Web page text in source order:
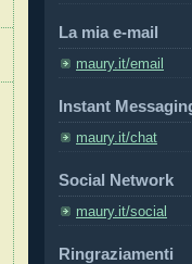
La mia e-mail
maury.it/email
Instant
maury.it/chat
Social Network
maury.it/social
Ringraziamenti